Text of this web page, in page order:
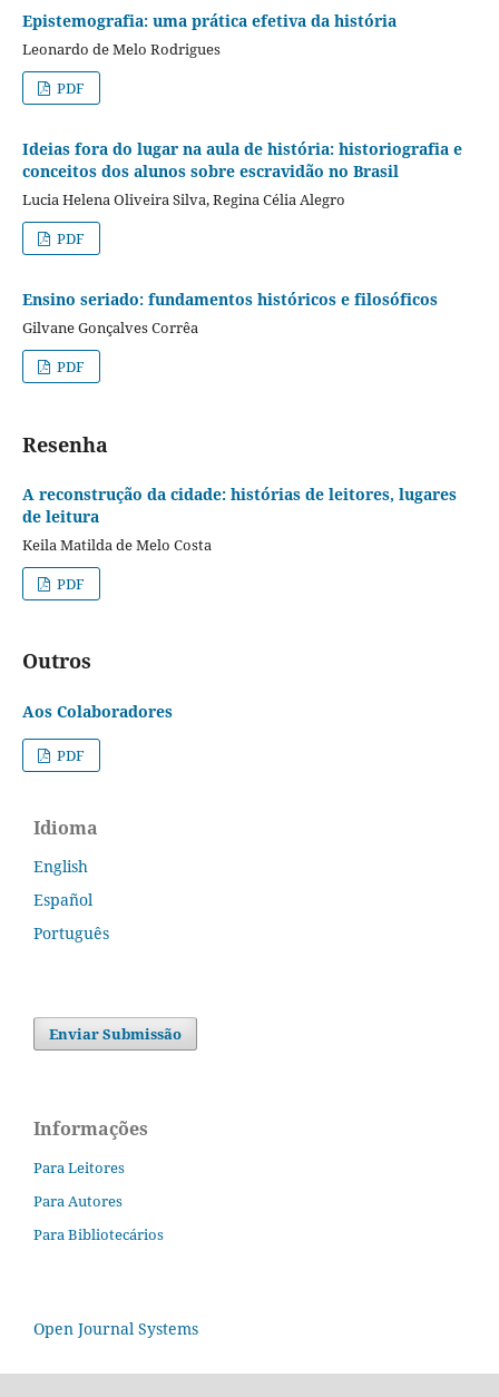
Epistemografia: uma prática efetiva da história
Leonardo de Melo Rodrigues
PDF
Ideias fora do lugar na aula de história: historiografia e
conceitos dos alunos sobre escravidão no Brasil
Lucia Helena Oliveira Silva, Regina Célia Alegro
PDF
Ensino seriado: fundamentos históricos e filosóficos
Gilvane Gonçalves Corrêa
PDF
Resenha
A reconstrução da cidade: histórias de leitores, lugares
de leitura
Keila Matilda de Melo Costa
PDF
Outros
Aos Colaboradores
PDF
Idioma
English
Español
Português
Enviar Submissão
Informações
Para Leitores
Para Autores
Para Bibliotecários
Open Journal Systems